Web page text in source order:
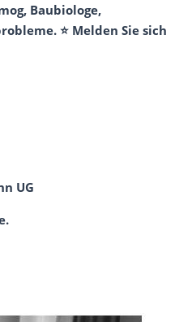
Baubiologe,
⭐ Melden Sie sich
UG